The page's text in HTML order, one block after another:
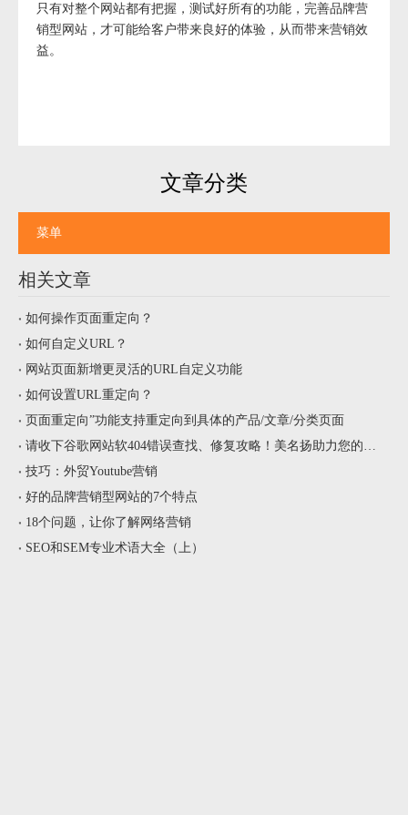
只有对整个网站都有把握，测试好所有的功能，完善品牌营
销型网站，才可能给客户带来良好的体验，从而带来营销效
益。
文章分类
菜单
相关文章
如何操作页面重定向？
如何自定义URL？
网站页面新增更灵活的URL自定义功能
如何设置URL重定向？
页面重定向”功能支持重定向到具体的产品/文章/分类页面
请收下谷歌网站软404错误查找、修复攻略！美名扬助力您的谷歌网站排名提升！
技巧：外贸Youtube营销
好的品牌营销型网站的7个特点
18个问题，让你了解网络营销
SEO和SEM专业术语大全（上）